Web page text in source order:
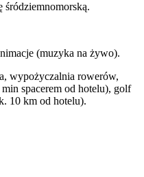
śródziemnomorską.
(muzyka na żywo).
wypożyczalnia rowerów,
spacerem od hotelu), golf
10 km od hotelu).